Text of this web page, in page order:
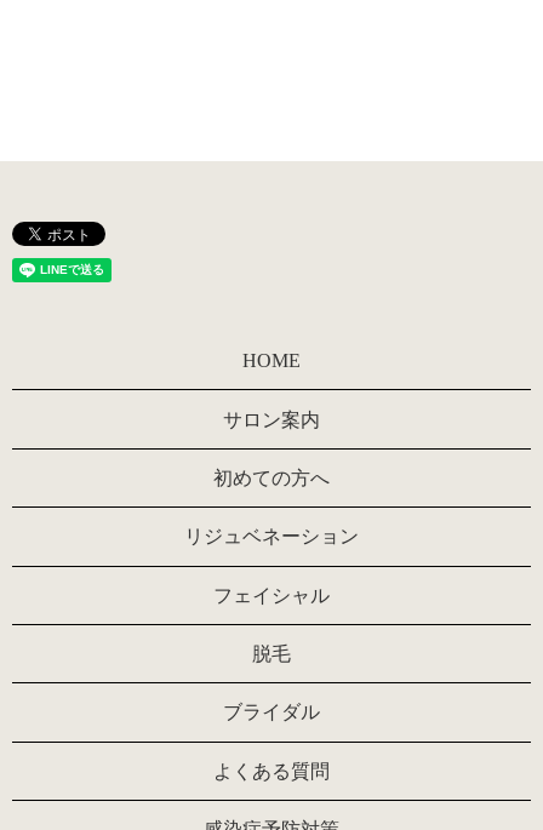
HOME
サロン案内
初めての方へ
リジュベネーション
フェイシャル
脱毛
ブライダル
よくある質問